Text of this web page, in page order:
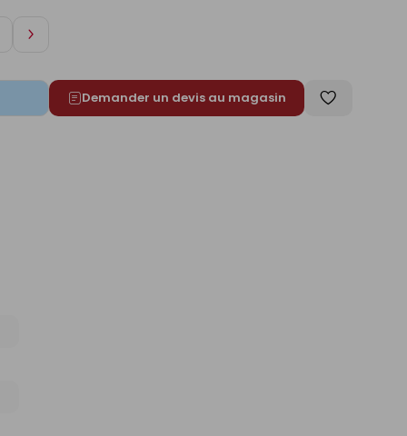
Augmenter
Demander un devis au magasin
Enregistrer